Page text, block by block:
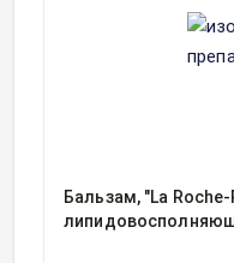
Бальзам, "La